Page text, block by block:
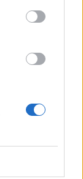
eikä mitään
heti.